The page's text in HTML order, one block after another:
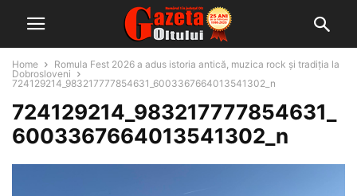
Home
Romula Fest 2026 a adus istoria antică, muzica rock și tradiția la
Dobrosloveni
724129214_983217777854631_6003367664013541302_n
724129214_983217777854631_
6003367664013541302_n